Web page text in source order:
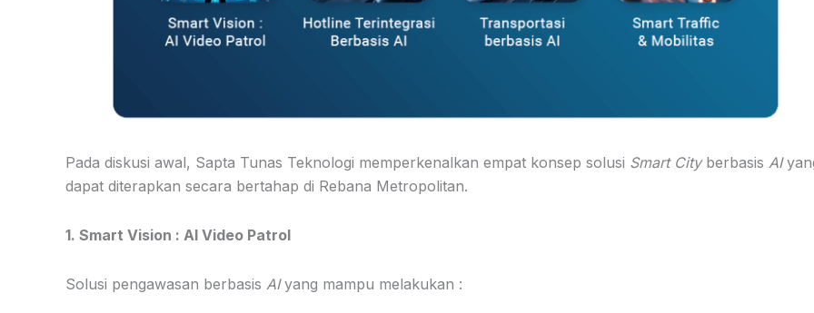
Pada diskusi awal, Sapta Tunas Teknologi memperkenalkan empat konsep solusi Smart Cityberbasis AI
dapat diterapkan secara bertahap di Rebana Metropolitan.
1. Smart Vision : AI Video Patrol
Solusi pengawasan berbasis AIyang mampu melakukan :